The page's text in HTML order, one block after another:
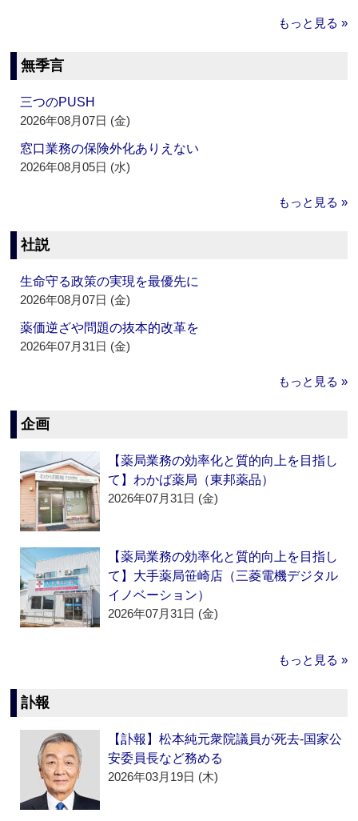
もっと見る »
無季言
三つのPUSH
2026年08月07日 (金)
窓口業務の保険外化ありえない
2026年08月05日 (水)
もっと見る »
社説
生命守る政策の実現を最優先に
2026年08月07日 (金)
薬価逆ざや問題の抜本的改革を
2026年07月31日 (金)
もっと見る »
企画
【薬局業務の効率化と質的向上を目指し
て】わかば薬局（東邦薬品）
2026年07月31日 (金)
【薬局業務の効率化と質的向上を目指し
て】大手薬局笹崎店（三菱電機デジタル
イノベーション）
2026年07月31日 (金)
もっと見る »
訃報
【訃報】松本純元衆院議員が死去‐国家公
安委員長など務める
2026年03月19日 (木)